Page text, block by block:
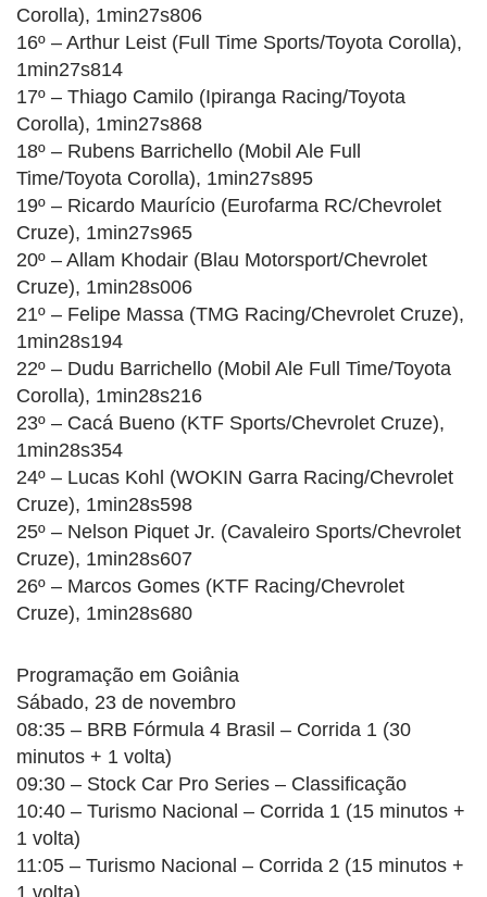
Corolla), 1min27s806
16º – Arthur Leist (Full Time Sports/Toyota Corolla),
1min27s814
17º – Thiago Camilo (Ipiranga Racing/Toyota
Corolla), 1min27s868
18º – Rubens Barrichello (Mobil Ale Full
Time/Toyota Corolla), 1min27s895
19º – Ricardo Maurício (Eurofarma RC/Chevrolet
Cruze), 1min27s965
20º – Allam Khodair (Blau Motorsport/Chevrolet
Cruze), 1min28s006
21º – Felipe Massa (TMG Racing/Chevrolet Cruze),
1min28s194
22º – Dudu Barrichello (Mobil Ale Full Time/Toyota
Corolla), 1min28s216
23º – Cacá Bueno (KTF Sports/Chevrolet Cruze),
1min28s354
24º – Lucas Kohl (WOKIN Garra Racing/Chevrolet
Cruze), 1min28s598
25º – Nelson Piquet Jr. (Cavaleiro Sports/Chevrolet
Cruze), 1min28s607
26º – Marcos Gomes (KTF Racing/Chevrolet
Cruze), 1min28s680
Programação em Goiânia
Sábado, 23 de novembro
08:35 – BRB Fórmula 4 Brasil – Corrida 1 (30
minutos + 1 volta)
09:30 – Stock Car Pro Series – Classificação
10:40 – Turismo Nacional – Corrida 1 (15 minutos +
1 volta)
11:05 – Turismo Nacional – Corrida 2 (15 minutos +
1 volta)